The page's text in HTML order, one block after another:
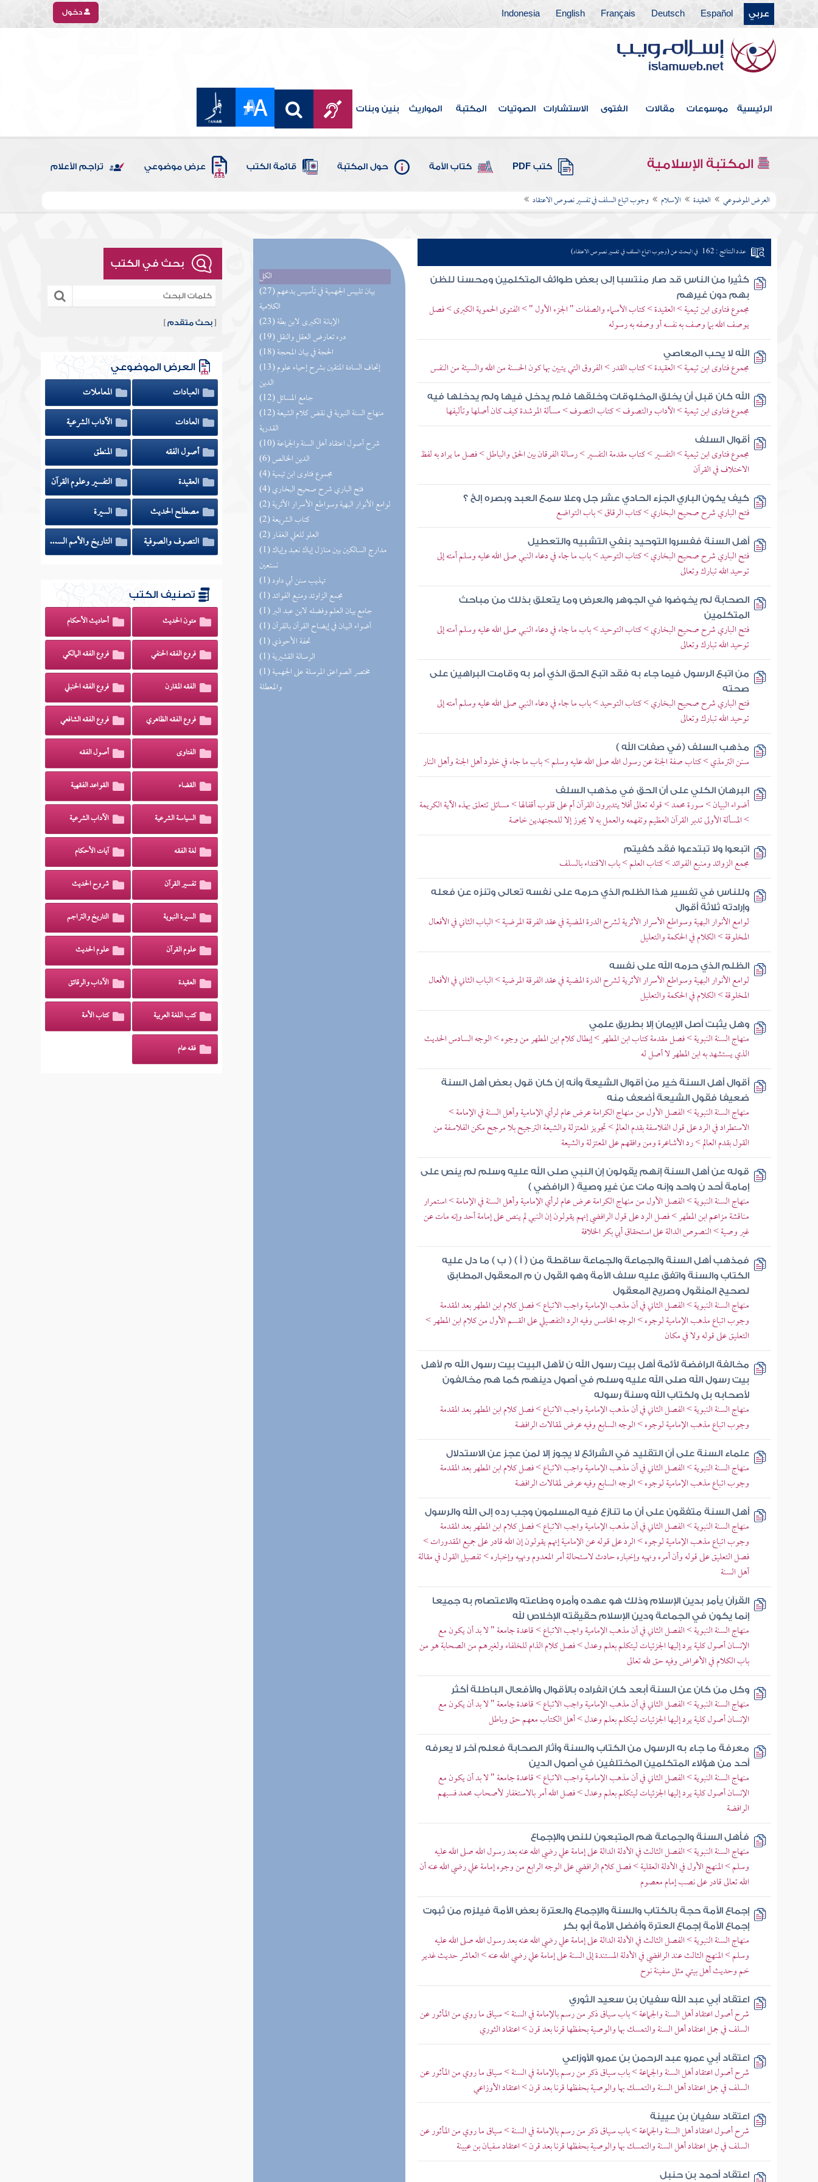
عربي Español
Deutsch
Français
English
Indonesia دخول
الرئيسية موسوعات مقالات الفتوى الاستشارات الصوتيات المكتبة المواريث بنين وبنات
المكتبة الإسلامية كتب PDF كتاب الأمة حول المكتبة قائمة الكتب عرض موضوعي تراجم الأعلام
العرض الموضوعي العقيدة الإسلام وجوب اتباع السلف في تفسير نصوص الاعتقاد
الكل
(27) بيان تلبيس الجهمية في تأسيس بدعهم
الكلامية
(23) الإبانة الكبرى لابن بطة
(19) درء تعارض العقل والنقل
(18) الحجة في بيان المحجة
(13) إتحاف السادة المتقين بشرح إحياء علوم
الدين
(12) جامع المسائل
(12) منهاج السنة النبوية في نقض كلام الشيعة
القدرية
(10) شرح أصول اعتقاد أهل السنة والجماعة
(6) الدين الخالص
(4) مجموع فتاوى ابن تيمية
(4) فتح الباري شرح صحيح البخاري
(2) لوامع الأنوار البهية وسواطع الأسرار الأثرية
(2) كتاب الشريعة
(2) العلو للعلي الغفار
(1) مدارج السالكين بين منازل إياك نعبد وإياك
نستعين
(1) تهذيب سنن أبي داود
(1) مجمع الزاوئد ومنبع الفوائد
(1) جامع بيان العلم وفضله لابن عبد البر
(1) أضواء البيان في إيضاح القرآن بالقرآن
(1) تحفة الأحوذي
(1) الرسالة القشيرية
(1) مختصر الصواعق المرسلة على الجهمية
والمعطلة
عدد النتائج : 162 في البحث عن (وجوب اتباع السلف في تفسير نصوص الاعتقاد)
كثيرا من الناس قد صار منتسبا إلى بعض طوائف المتكلمين ومحسنا للظن
بهم دون غيرهم
مجموع فتاوى ابن تيمية > العقيدة > كتاب الأسماء والصفات " الجزء الأول " > الفتوى الحموية الكبرى > فصل
يوصف الله بما وصف به نفسه أو وصفه به رسوله
الله لا يحب المعاصي
مجموع فتاوى ابن تيمية > العقيدة > كتاب القدر > الفروق التي يتبين بها كون الحسنة من الله والسيئة من النفس
الله كان قبل أن يخلق المخلوقات وخلقها فلم يدخل فيها ولم يدخلها فيه
مجموع فتاوى ابن تيمية > الآداب والتصوف > كتاب التصوف > مسألة المرشدة كيف كان أصلها وتأليفها
أقوال السلف
مجموع فتاوى ابن تيمية > التفسير > كتاب مقدمة التفسير > رسالة الفرقان بين الحق والباطل > فصل ما يراد به لفظ
الاختلاف في القرآن
كيف يكون الباري الجزء الحادي عشر جل وعلا سمع العبد وبصره إلخ ؟
فتح الباري شرح صحيح البخاري > كتاب الرقاق > باب التواضع
أهل السنة ففسروا التوحيد بنفي التشبيه والتعطيل
فتح الباري شرح صحيح البخاري > كتاب التوحيد > باب ما جاء في دعاء النبي صلى الله عليه وسلم أمته إلى
توحيد الله تبارك وتعالى
الصحابة لم يخوضوا في الجوهر والعرض وما يتعلق بذلك من مباحث
المتكلمين
فتح الباري شرح صحيح البخاري > كتاب التوحيد > باب ما جاء في دعاء النبي صلى الله عليه وسلم أمته إلى
توحيد الله تبارك وتعالى
من اتبع الرسول فيما جاء به فقد اتبع الحق الذي أمر به وقامت البراهين على
صحته
فتح الباري شرح صحيح البخاري > كتاب التوحيد > باب ما جاء في دعاء النبي صلى الله عليه وسلم أمته إلى
توحيد الله تبارك وتعالى
مذهب السلف (في صفات الله )
سنن الترمذي > كتاب صفة الجنة عن رسول الله صلى الله عليه وسلم > باب ما جاء في خلود أهل الجنة وأهل النار
البرهان الكلي على أن الحق في مذهب السلف
أضواء البيان > سورة محمد > قوله تعالى أفلا يتدبرون القرآن أم على قلوب أقفالها > مسائل تتعلق بهذه الآية الكريمة
> المسألة الأولى تدبر القرآن العظيم وتفهمه والعمل به لا يجوز إلا للمجتهدين خاصة
اتبعوا ولا تبتدعوا فقد كفيتم
مجمع الزوائد ومنبع الفوائد > كتاب العلم > باب الاقتداء بالسلف
وللناس في تفسير هذا الظلم الذي حرمه على نفسه تعالى وتنزه عن فعله
وإرادته ثلاثة أقوال
لوامع الأنوار البهية وسواطع الأسرار الأثرية لشرح الدرة المضية في عقد الفرقة المرضية > الباب الثاني في الأفعال
المخلوقة > الكلام في الحكمة والتعليل
الظلم الذي حرمه الله على نفسه
لوامع الأنوار البهية وسواطع الأسرار الأثرية لشرح الدرة المضية في عقد الفرقة المرضية > الباب الثاني في الأفعال
المخلوقة > الكلام في الحكمة والتعليل
وهل يثبت أصل الإيمان إلا بطريق علمي
منهاج السنة النبوية > فصل مقدمة كتاب ابن المطهر > إبطال كلام ابن المطهر من وجوه > الوجه السادس الحديث
الذي يستشهد به ابن المطهر لا أصل له
أقوال أهل السنة خير من أقوال الشيعة وأنه إن كان قول بعض أهل السنة
ضعيفا فقول الشيعة أضعف منه
منهاج السنة النبوية > الفصل الأول من منهاج الكرامة عرض عام لرأي الإمامية وأهل السنة في الإمامة >
الاستطراد في الرد على قول الفلاسفة بقدم العالم > تجويز المعتزلة والشيعة الترجيح بلا مرجح مكن الفلاسفة من
القول بقدم العالم > رد الأشاعرة ومن وافقهم على المعتزلة والشيعة
قوله عن أهل السنة إنهم يقولون إن النبي صلى الله عليه وسلم لم ينص على
إمامة أحد ن واحد وإنه مات عن غير وصية ( الرافضي )
منهاج السنة النبوية > الفصل الأول من منهاج الكرامة عرض عام لرأي الإمامية وأهل السنة في الإمامة > استمرار
مناقشة مزاعم ابن المطهر > فصل الرد على قول الرافضي إنهم يقولون إن النبي لم ينص على إمامة أحد وإنه مات عن
غير وصية > النصوص الدالة على استحقاق أبي بكر الخلافة
فمذهب أهل السنة والجماعة والجماعة ساقطة من ( أ ) ( ب ) ما دل عليه
الكتاب والسنة واتفق عليه سلف الأمة وهو القول ن م المعقول المطابق
لصحيح المنقول وصريح المعقول
منهاج السنة النبوية > الفصل الثاني في أن مذهب الإمامية واجب الاتباع > فصل كلام ابن المطهر بعد المقدمة
وجوب اتباع مذهب الإمامية لوجوه > الوجه الخامس وفيه الرد التفصيلي على القسم الأول من كلام ابن المطهر >
التعليق على قوله ولا في مكان
مخالفة الرافضة لأئمة أهل بيت رسول الله ن لأهل البيت بيت رسول الله م لأهل
بيت رسول الله صلى الله عليه وسلم في أصول دينهم كما هم مخالفون
لأصحابه بل ولكتاب الله وسنة رسوله
منهاج السنة النبوية > الفصل الثاني في أن مذهب الإمامية واجب الاتباع > فصل كلام ابن المطهر بعد المقدمة
وجوب اتباع مذهب الإمامية لوجوه > الوجه السابع وفيه عرض لمقالات الرافضة
علماء السنة على أن التقليد في الشرائع لا يجوز إلا لمن عجز عن الاستدلال
منهاج السنة النبوية > الفصل الثاني في أن مذهب الإمامية واجب الاتباع > فصل كلام ابن المطهر بعد المقدمة
وجوب اتباع مذهب الإمامية لوجوه > الوجه السابع وفيه عرض لمقالات الرافضة
أهل السنة متفقون على أن ما تنازع فيه المسلمون وجب رده إلى الله والرسول
منهاج السنة النبوية > الفصل الثاني في أن مذهب الإمامية واجب الاتباع > فصل كلام ابن المطهر بعد المقدمة
وجوب اتباع مذهب الإمامية لوجوه > الرد على قوله عن الإمامية إنهم يقولون إن الله قادر على جميع المقدورات >
فصل التعليق على قوله وأن أمره ونهيه وإخباره حادث لاستحالة أمر المعدوم ونهيه وإخباره > تفصيل القول في مقالة
أهل السنة
القرآن يأمر بدين الإسلام وذلك هو عهده وأمره وطاعته والاعتصام به جميعا
إنما يكون في الجماعة ودين الإسلام حقيقته الإخلاص لله
منهاج السنة النبوية > الفصل الثاني في أن مذهب الإمامية واجب الاتباع > قاعدة جامعة " لا بد أن يكون مع
الإنسان أصول كلية يرد إليها الجزئيات ليتكلم بعلم وعدل > فصل كلام الذام للخلفاء ولغيرهم من الصحابة هو من
باب الكلام في الأعراض وفيه حق لله تعالى
وكل من كان عن السنة أبعد كان انفراده بالأقوال والأفعال الباطلة أكثر
منهاج السنة النبوية > الفصل الثاني في أن مذهب الإمامية واجب الاتباع > قاعدة جامعة " لا بد أن يكون مع
الإنسان أصول كلية يرد إليها الجزئيات ليتكلم بعلم وعدل > أهل الكتاب معهم حق وباطل
معرفة ما جاء به الرسول من الكتاب والسنة وآثار الصحابة فعلم آخر لا يعرفه
أحد من هؤلاء المتكلمين المختلفين في أصول الدين
منهاج السنة النبوية > الفصل الثاني في أن مذهب الإمامية واجب الاتباع > قاعدة جامعة " لا بد أن يكون مع
الإنسان أصول كلية يرد إليها الجزئيات ليتكلم بعلم وعدل > فصل الله أمر بالاستغفار لأصحاب محمد فسبهم
الرافضة
فأهل السنة والجماعة هم المتبعون للنص والإجماع
منهاج السنة النبوية > الفصل الثالث في الأدلة الدالة على إمامة علي رضي الله عنه بعد رسول الله صلى الله عليه
وسلم > المنهج الأول في الأدلة العقلية > فصل كلام الرافضي على الوجه الرابع من وجوه إمامة علي رضي الله عنه أن
الله تعالى قادر على نصب إمام معصوم
إجماع الأمة حجة بالكتاب والسنة والإجماع والعترة بعض الأمة فيلزم من ثبوت
إجماع الأمة إجماع العترة وأفضل الأمة أبو بكر
منهاج السنة النبوية > الفصل الثالث في الأدلة الدالة على إمامة علي رضي الله عنه بعد رسول الله صلى الله عليه
وسلم > المنهج الثالث عند الرافضي في الأدلة المستندة إلى السنة على إمامة علي رضي الله عنه > العاشر حديث غدير
خم وحديث أهل بيتي مثل سفينة نوح
اعتقاد أبي عبد الله سفيان بن سعيد الثوري
شرح أصول اعتقاد أهل السنة والجماعة > باب سياق ذكر من رسم بالإمامة في السنة > سياق ما روي من المأثور عن
السلف في جمل اعتقاد أهل السنة والتمسك بها والوصية بحفظها قرنا بعد قرن > اعتقاد الثوري
اعتقاد أبي عمرو عبد الرحمن بن عمرو الأوزاعي
شرح أصول اعتقاد أهل السنة والجماعة > باب سياق ذكر من رسم بالإمامة في السنة > سياق ما روي من المأثور عن
السلف في جمل اعتقاد أهل السنة والتمسك بها والوصية بحفظها قرنا بعد قرن > اعتقاد الأوزاعي
اعتقاد سفيان بن عيينة
شرح أصول اعتقاد أهل السنة والجماعة > باب سياق ذكر من رسم بالإمامة في السنة > سياق ما روي من المأثور عن
السلف في جمل اعتقاد أهل السنة والتمسك بها والوصية بحفظها قرنا بعد قرن > اعتقاد سفيان بن عيينة
اعتقاد أحمد بن حنبل
بحث في الكتب
[بحث متقدم ]
العرض الموضوعي
العبادات
المعاملات
العادات
الآداب الشرعية
أصول الفقه
المنطق
العقيدة
التفسير وعلوم القرآن
مصطلح الحديث
السيرة
التصوف والصوفية
التاريخ والأمم السابقة
تصنيف الكتب
متون الحديث أحاديث الأحكام
فروع الفقه الحنفي فروع الفقه المالكي
الفقه المقارن فروع الفقه الحنبلي
فروع الفقه الظاهري فروع الفقه الشافعي
الفتاوى أصول الفقه
القضاء القواعد الفقهية
السياسة الشرعية الآداب الشرعية
لغة الفقه آيات الأحكام
تفسير القرآن شروح الحديث
السيرة النبوية التاريخ والتراجم
علوم القرآن علوم الحديث
العقيدة الآداب والرقائق
كتب اللغة العربية كتاب الأمة
فقه عام